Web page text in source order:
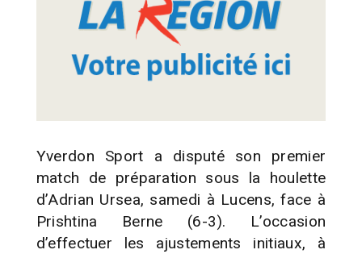
Yverdon Sport a disputé son premier
match de préparation sous la houlette
d’Adrian Ursea, samedi à Lucens, face à
Prishtina Berne (6-3). L’occasion
d’effectuer les ajustements initiaux, à